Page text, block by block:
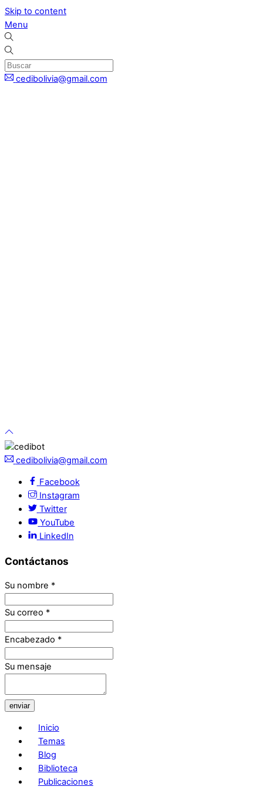
Skip to content
Menu
cedibolivia@gmail.com
cedibolivia@gmail.com
Facebook
Instagram
Twitter
YouTube
LinkedIn
Contáctanos
Su nombre *
Su correo *
Encabezado *
Su mensaje
enviar
Inicio
Temas
Blog
Biblioteca
Publicaciones